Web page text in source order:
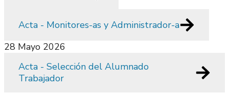
Acta - Monitores-as y Administrador-a
28 Mayo 2026
Acta - Selección del Alumnado
Trabajador